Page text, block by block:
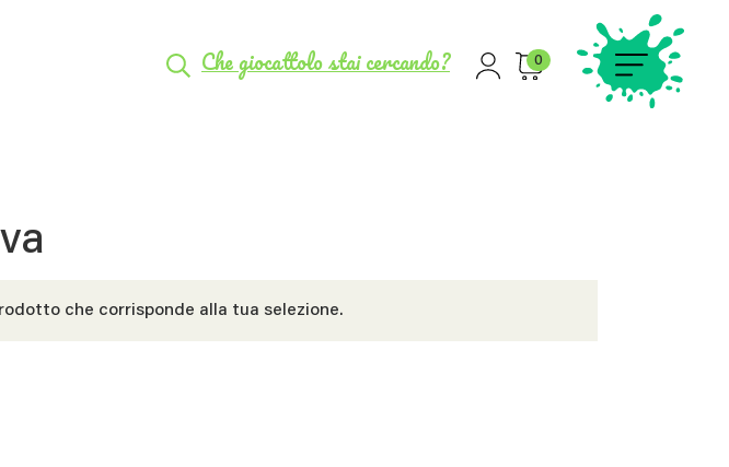
Che giocattolo stai cercando? 0
che corrisponde alla tua selezione.